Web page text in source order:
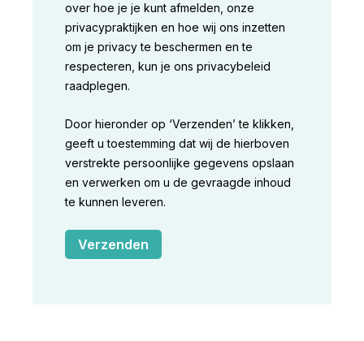
over hoe je je kunt afmelden, onze
privacypraktijken en hoe wij ons inzetten
om je privacy te beschermen en te
respecteren, kun je ons privacybeleid
raadplegen.
Door hieronder op ‘Verzenden’ te klikken,
geeft u toestemming dat wij de hierboven
verstrekte persoonlijke gegevens opslaan
en verwerken om u de gevraagde inhoud
te kunnen leveren.